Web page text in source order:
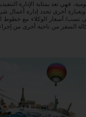
فهي تعد بمثابة الإدارة
أخرى تحدد إدارة أعمال
نسب/ أسعار الوكلاء مع خطوط
السفر من ناحية أخرى من